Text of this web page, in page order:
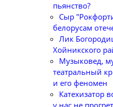
пьянство?
Сыр
белорусам
Лик
Хойникского
Музыковед,
театральный
и его феномен
Катехизатор
у нас не